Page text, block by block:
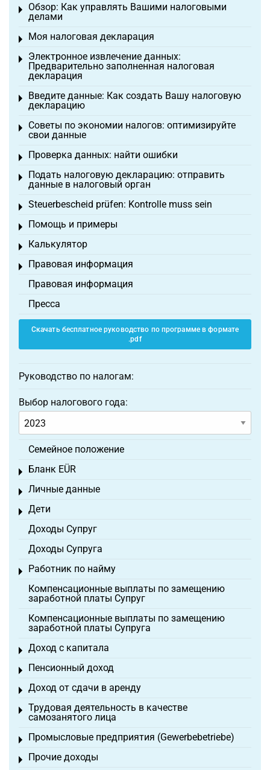
Обзор: Как управлять Вашими налоговыми
делами
Toggle menu
Моя налоговая декларация
Toggle menu
Электронное извлечение данных:
Предварительно заполненная налоговая
декларация
Toggle menu
Введите данные: Как создать Вашу налоговую
декларацию
Toggle menu
Советы по экономии налогов: оптимизируйте
свои данные
Toggle menu
Проверка данных: найти ошибки
Toggle menu
Подать налоговую декларацию: отправить
данные в налоговый орган
Toggle menu
Steuerbescheid prüfen: Kontrolle muss sein
Toggle menu
Помощь и примеры
Toggle menu
Калькулятор
Toggle menu
Правовая информация
Toggle menu
Правовая информация
Пресса
Скачать бесплатное руководство по программе в формате
.pdf
Руководство по налогам:
Выбор налогового года:
Семейное положение
Бланк EÜR
Toggle menu
Личные данные
Toggle menu
Дети
Toggle menu
Доходы Супруг
Доходы Супруга
Работник по найму
Toggle menu
Компенсационные выплаты по замещению
заработной платы Супруг
Компенсационные выплаты по замещению
заработной платы Супруга
Доход с капитала
Toggle menu
Пенсионный доход
Toggle menu
Доход от сдачи в аренду
Toggle menu
Трудовая деятельность в качестве
самозанятого лица
Toggle menu
Промысловые предприятия (Gewerbebetriebe)
Toggle menu
Прочие доходы
Toggle menu